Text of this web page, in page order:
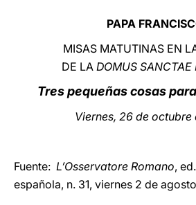
PAPA
MISAS MATUTINAS EN
DE LA DOMUS SANCTAE
Tres pequeñas cosas
Viernes, 26 de octubre
Fuente: L’Osservatore Romano,
española, n. 31, viernes 2 de